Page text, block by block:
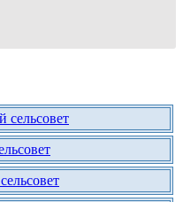
сельсовет